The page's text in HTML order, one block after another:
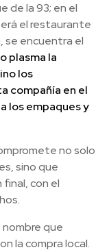
de la 93; en el
el restaurante
se encuentra el
plasma la
los
compañía en el
los empaques y
no solo
sino que
con el
que
la compra local.